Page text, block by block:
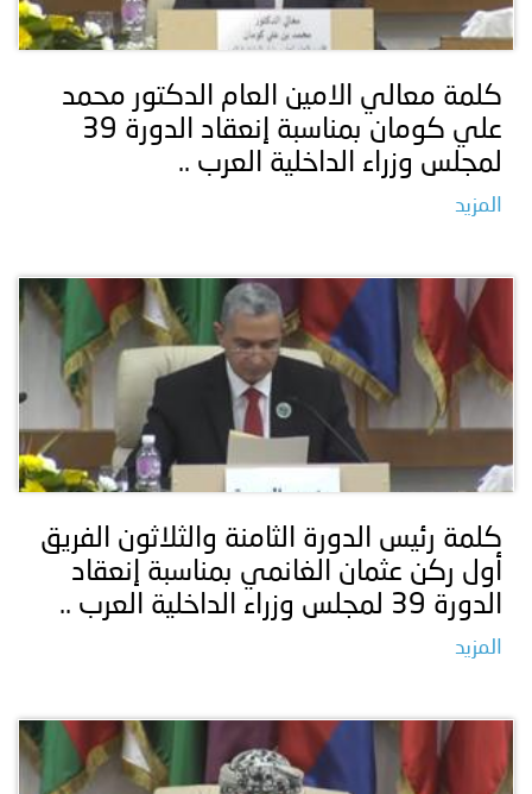
كلمة معالي الامين العام الدكتور محمد
علي كومان بمناسبة إنعقاد الدورة 39
لمجلس وزراء الداخلية العرب ..
المزيد
كلمة رئيس الدورة الثامنة والثلاثون الفريق
أول ركن عثمان الغانمي بمناسبة إنعقاد
الدورة 39 لمجلس وزراء الداخلية العرب ..
المزيد